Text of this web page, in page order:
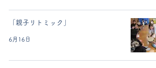
「親子リトミック」
6月16日